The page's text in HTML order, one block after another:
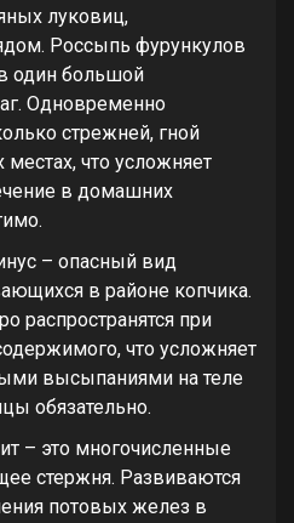
луковиц,
Россыпь фурункулов
один большой
Одновременно
стрежней, гной
что усложняет
в домашних
– опасный вид
в районе копчика.
распространятся при
что усложняет
высыпаниями на теле
обязательно.
– это многочисленные
стержня. Развиваются
потовых желез в